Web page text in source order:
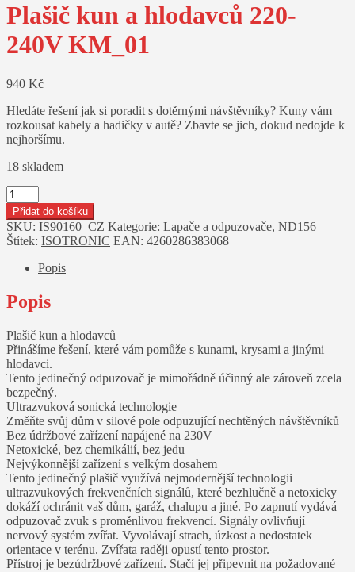
Plašič kun a hlodavců 220-
240V KM_01
940 Kč
Hledáte řešení jak si poradit s dotěrnými návštěvníky? Kuny vám
rozkousat kabely a hadičky v autě? Zbavte se jich, dokud nedojde k
nejhoršímu.
18 skladem
Plašič
kun
a
hlodavců
220-
240V
KM_01
množství
Přidat do košíku
SKU: IS90160_CZ Kategorie: Lapače a odpuzovače, ND156
Štítek: ISOTRONIC EAN: 4260286383068
Popis
Popis
Plašič kun a hlodavců
Přinášíme řešení, které vám pomůže s kunami, krysami a jinými
hlodavci.
Tento jedinečný odpuzovač je mimořádně účinný ale zároveň zcela
bezpečný.
Ultrazvuková sonická technologie
Změňte svůj dům v silové pole odpuzující nechtěných návštěvníků
Bez údržbové zařízení napájené na 230V
Netoxické, bez chemikálií, bez jedu
Nejvýkonnější zařízení s velkým dosahem
Tento jedinečný plašič využívá nejmodernější technologii
ultrazvukových frekvenčních signálů, které bezhlučně a netoxicky
dokáží ochránit vaš dům, garáž, chalupu a jiné. Po zapnutí vydává
odpuzovač zvuk s proměnlivou frekvencí. Signály ovlivňují
nervový systém zvířat. Vyvolávají strach, úzkost a nedostatek
orientace v terénu. Zvířata raději opustí tento prostor.
Přístroj je bezúdržbové zařízení. Stačí jej připevnit na požadované